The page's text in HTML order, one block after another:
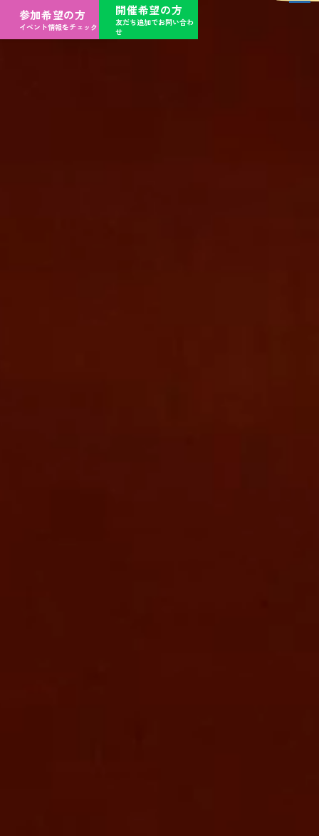
参加希望の方
イベント情報をチェック
開催希望の方
友だち追加でお問い合わ
せ